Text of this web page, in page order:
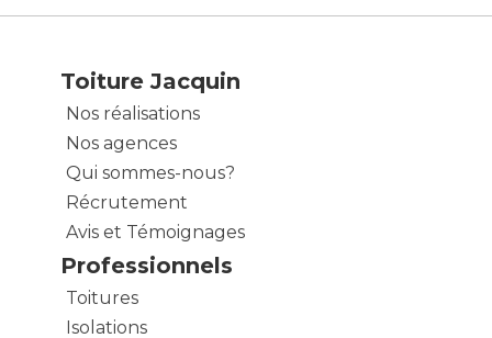
Toiture Jacquin
Nos réalisations
Nos agences
Qui sommes-nous?
Récrutement
Avis et Témoignages
Professionnels
Toitures
Isolations